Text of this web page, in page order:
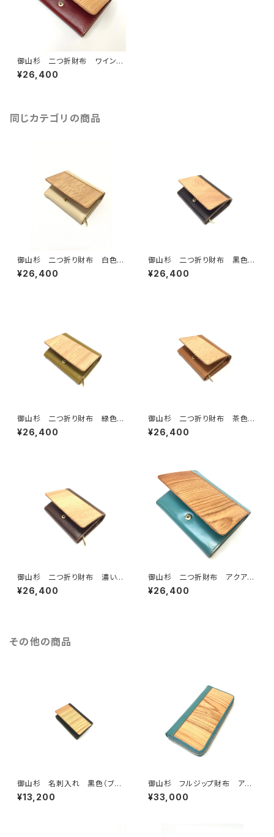
御山杉 二つ折財布 ワインレ
ッド
¥26,400
同じカテゴリの商品
御山杉 二つ折り財布 白色
（アイボリー）
¥26,400
御山杉 二つ折り財布 黒色
（ブラック）
¥26,400
御山杉 二つ折り財布 緑色
（グリーン）
¥26,400
御山杉 二つ折り財布 茶色
（ブラウン）
¥26,400
御山杉 二つ折り財布 濃い茶
色（ダークブラウン）
¥26,400
御山杉 二つ折財布 アクアブ
ルー
¥26,400
その他の商品
御山杉 名刺入れ 黒色（ブラ
ック）
¥13,200
御山杉 フルジップ財布 アク
アブルー
¥33,000